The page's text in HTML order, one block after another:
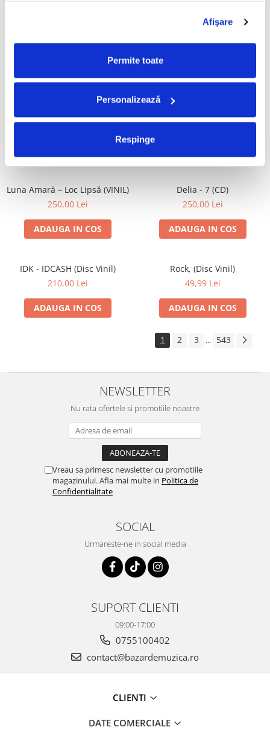
Afişare
Permite toate
Personalizează
Respinge
50,00 Lei
Cargo- Spiritus Sanctus (Editie
150,00 Lei
Vița De Vie – În Corzi (Live
220,00 Lei
Luna Amară – Loc Lipsă (VINIL)
250,00 Lei
ADAUGA IN COS
Delia - 7 (CD)
250,00 Lei
ADAUGA IN COS
IDK - IDCASH (Disc Vinil)
210,00 Lei
ADAUGA IN COS
Rock, (Disc Vinil)
49,99 Lei
ADAUGA IN COS
1 2 3 ... 543
NEWSLETTER
Nu rata ofertele si promotiile noastre
Vreau sa primesc newsletter cu promotiile
magazinului. Afla mai multe in Politica de
Confidentialitate
SOCIAL
Urmareste-ne in social media
SUPORT CLIENTI
09:00-17:00
0755100402
contact@bazardemuzica.ro
CLIENTI
DATE COMERCIALE